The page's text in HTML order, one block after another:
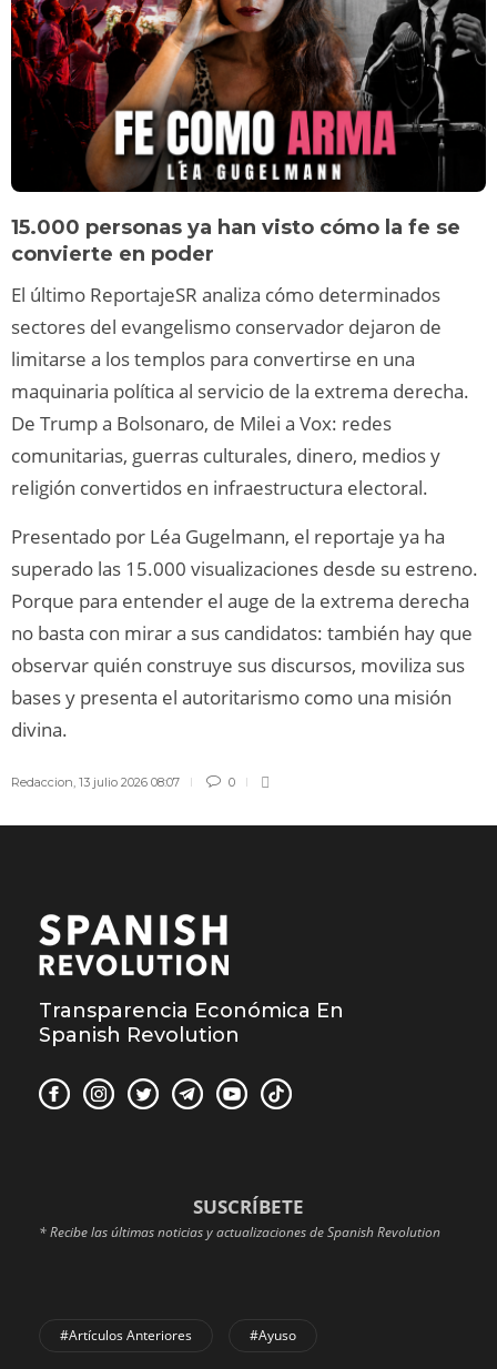
15.000 personas ya han visto cómo la fe se
convierte en poder
El último ReportajeSR analiza cómo determinados
sectores del evangelismo conservador dejaron de
limitarse a los templos para convertirse en una
maquinaria política al servicio de la extrema derecha.
De Trump a Bolsonaro, de Milei a Vox: redes
comunitarias, guerras culturales, dinero, medios y
religión convertidos en infraestructura electoral.
Presentado por Léa Gugelmann, el reportaje ya ha
superado las 15.000 visualizaciones desde su estreno.
Porque para entender el auge de la extrema derecha
no basta con mirar a sus candidatos: también hay que
observar quién construye sus discursos, moviliza sus
bases y presenta el autoritarismo como una misión
divina.
Redaccion, 13 julio 2026 08:07 0
Transparencia Económica En
Spanish Revolution
SUSCRÍBETE
* Recibe las últimas noticias y actualizaciones de Spanish Revolution
#Artículos Anteriores #Ayuso